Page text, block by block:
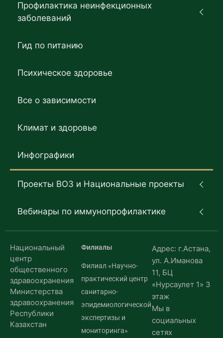
Профилактика неинфекционных
заболеваний
Гид по питанию
Психическое здоровье
Все о зависимости
Климат и здоровье
Инфографики
Проекты ВОЗ и Национальные проекты
Вебинары по иммунопрофилактике
Национальный
центр
общественного
здравоохранения
Министерства
здравоохранения
Республики
Казахстан
Филиалы
Филиал «Научно-
практический центр
санитарно-
эпидемиологической
экспертизы и
мониторинга»
Адрес: г.Астана,
ул. А.Иманова
11, БЦ
«Нурсаулет 1» 3
этаж
Мы в
социальных
сетях